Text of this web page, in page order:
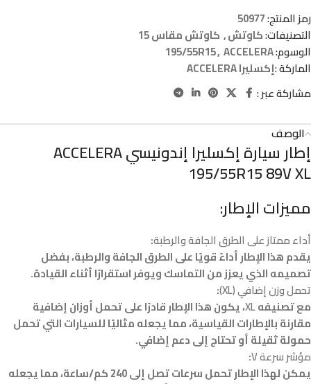
رمز المنتج:50977
التصنيفات:كاوتش, كاوتش مقاس 15
الوسوم:
195/55R15, ACCELERA
الماركة :إكسليرا ACCELERA
مشاركة عبر :
الوصف
إطار سيارة إكسليرا إندونيسي ACCELERA
195/55R15 89V XL
مميزات الإطار:
أداء ممتاز على الطرق الجافة والرطبة:
يقدم هذا الإطار أداءً قويًا على الطرق الجافة والرطبة، بفضل
تصميمه الذي يعزز من التماسك ويوفر استقرارًا أثناء القيادة.
تحمل وزن إضافي (XL)
:
مع تصنيفهXL، يكون هذا الإطار قادرًا على تحمل أوزان إضافية
مقارنة بالإطارات القياسية، مما يجعله مثاليًا للسيارات التي تحمل
حمولة ثقيلة أو تحتاج إلى دعم إضافي.
مؤشر سرعة V :
يمكن لهذا الإطار تحمل سرعات تصل إلى 240 كم/ساعة، مما يجعله